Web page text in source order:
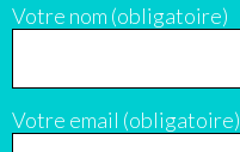
Votre nom (obligatoire)
Votre email (obligatoire)